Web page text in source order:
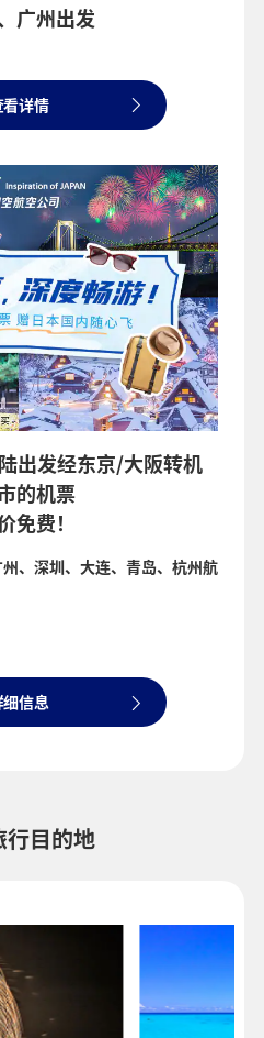
广州出发
看详情
出发经东京/大阪转机
的机票
免费！
、深圳、大连、青岛、杭州航
细信息
行目的地